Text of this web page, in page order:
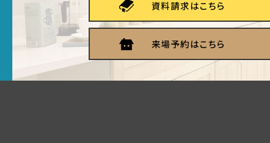
資料請求はこちら
来場予約はこちら